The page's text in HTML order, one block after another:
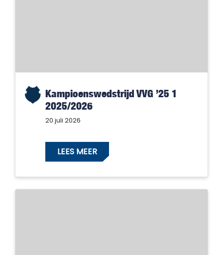
Kampioenswedstrijd VVG ’25 1
2025/2026
20 juli 2026
LEES MEER